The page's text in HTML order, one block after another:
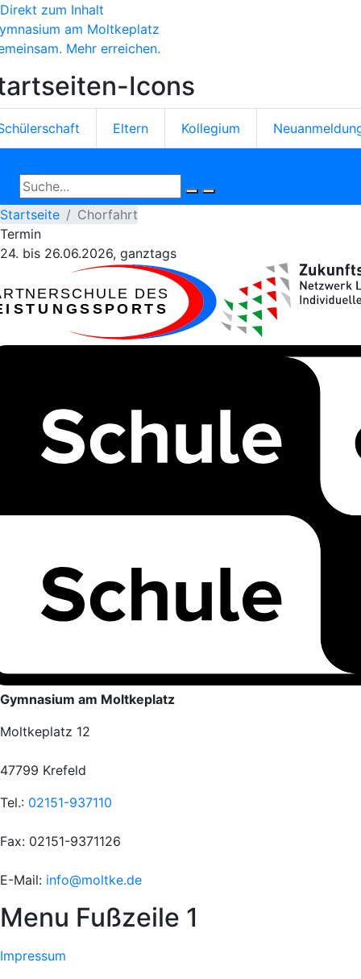
Direkt zum Inhalt
am Moltkeplatz
Mehr erreichen.
Icons
Eltern Kollegium
Startseite
Chorfahrt
Termin
24. bis 26.06.2026, ganztags
ARTNERSCHULE DES
EISTUNGSSPORTS
Gymnasium am Moltkeplatz
Moltkeplatz 12
47799 Krefeld
Tel.: 02151-937110
Fax: 02151-9371126
E-Mail: info@moltke.de
Menu Fußzeile 1
Impressum